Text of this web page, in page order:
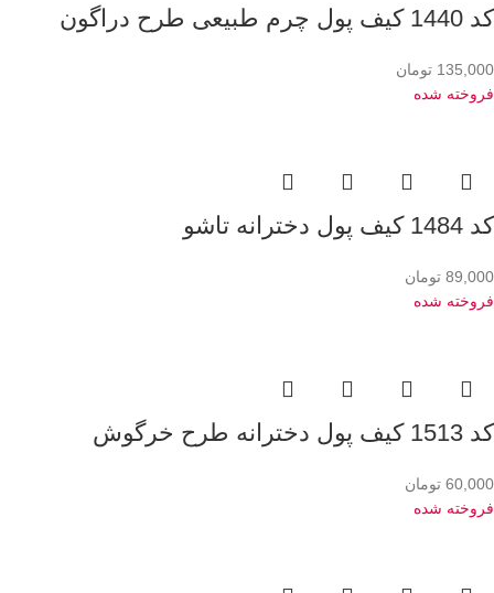
کد 1440 کیف پول چرم طبیعی طرح دراگون
135,000 تومان
فروخته شده
کد 1484 کیف پول دخترانه تاشو
89,000 تومان
فروخته شده
کد 1513 کیف پول دخترانه طرح خرگوش
60,000 تومان
فروخته شده